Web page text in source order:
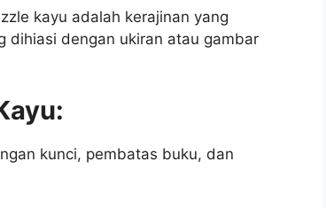
kayu adalah kerajinan yang
dihiasi dengan ukiran atau gambar
kunci, pembatas buku, dan